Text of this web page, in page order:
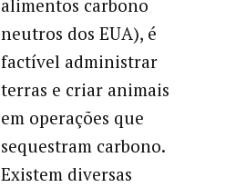
alimentos carbono
neutros dos EUA), é
factível administrar
terras e criar animais
em operações que
sequestram carbono.
Existem diversas